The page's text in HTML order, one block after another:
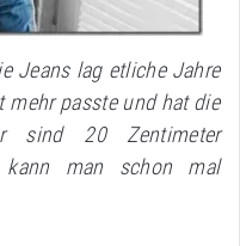
Jeans lag etliche Jahre
mehr passte und hat die
sind 20 Zentimeter
kann man schon mal